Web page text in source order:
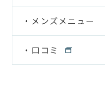
メンズメニュー
口コミ